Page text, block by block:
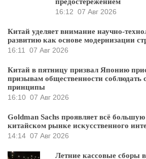
предостережением
16:12 07 Авг 2026
Китай уделяет внимание научно-
развитию как основе модернизации
16:11 07 Авг 2026
Китай в пятницу призвал Японию
призывам общественности соблюдать
принципы
16:10 07 Авг 2026
Goldman Sachs проявляет всё
китайском рынке искусственного
14:14 07 Авг 2026
Летние кассовые сборы